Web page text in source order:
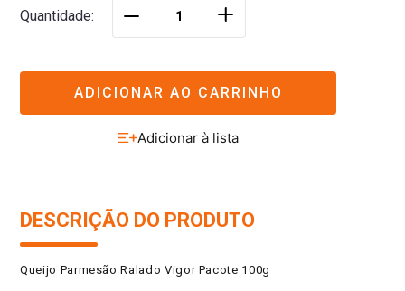
Quantidade ＋
ADICIONAR AO CARRINHO
DESCRIÇÃO DO PRODUTO
Queijo Parmesão Ralado Vigor Pacote 100g